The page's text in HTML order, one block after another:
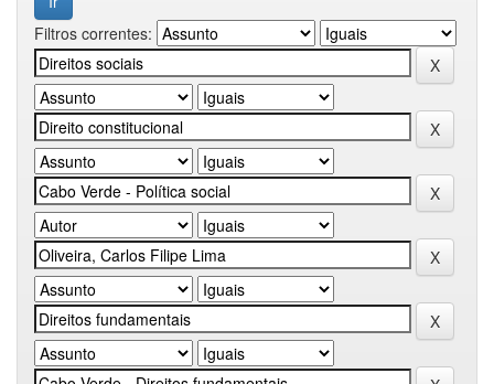
Filtros correntes: